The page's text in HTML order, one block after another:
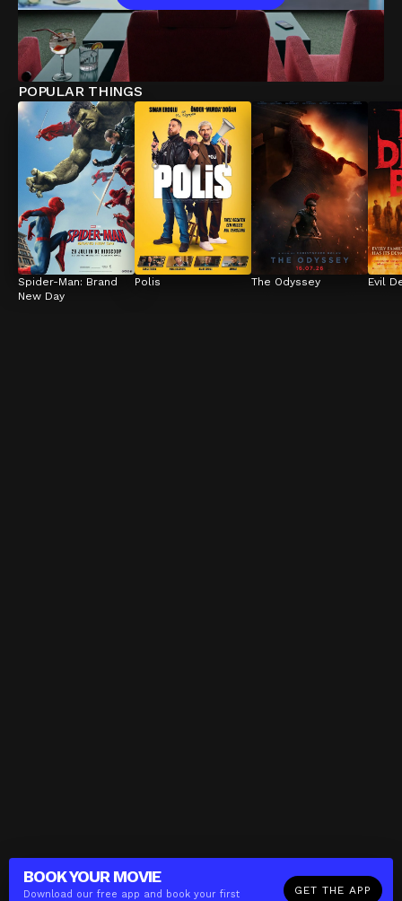
BOOK YOUR MOVIE
Download our free app and book your first
GET THE APP
POPULAR THINGS
Spider-Man: Brand
New Day
Polis The Odyssey Evil